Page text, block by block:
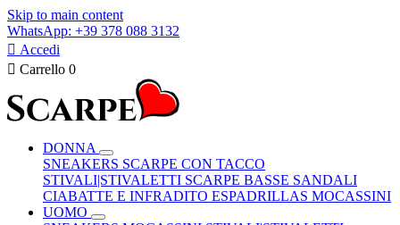
Skip to main content
WhatsApp: +39 378 088 3132
 Accedi
 Carrello 0
DONNA
SNEAKERS SCARPE CON TACCO
STIVALI|STIVALETTI SCARPE BASSE SANDALI
CIABATTE E INFRADITO ESPADRILLAS MOCASSINI
UOMO